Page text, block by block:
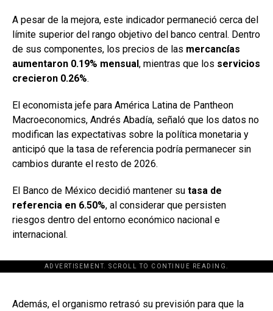
A pesar de la mejora, este indicador permaneció cerca del
límite superior del rango objetivo del banco central. Dentro
de sus componentes, los precios de las mercancías
aumentaron 0.19% mensual, mientras que los servicios
crecieron 0.26%.
El economista jefe para América Latina de Pantheon
Macroeconomics, Andrés Abadía, señaló que los datos no
modifican las expectativas sobre la política monetaria y
anticipó que la tasa de referencia podría permanecer sin
cambios durante el resto de 2026.
El Banco de México decidió mantener su tasa de
referencia en 6.50%, al considerar que persisten
riesgos dentro del entorno económico nacional e
internacional.
ADVERTISEMENT. SCROLL TO CONTINUE READING.
[adsforwp id="243463"]
Además, el organismo retrasó su previsión para que la